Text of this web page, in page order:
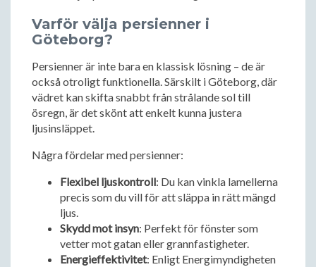
Varför välja persienner i
Göteborg?
Persienner är inte bara en klassisk lösning – de är
också otroligt funktionella. Särskilt i Göteborg, där
vädret kan skifta snabbt från strålande sol till
ösregn, är det skönt att enkelt kunna justera
ljusinsläppet.
Några fördelar med persienner:
Flexibel ljuskontroll: Du kan vinkla lamellerna
precis som du vill för att släppa in rätt mängd
ljus.
Skydd mot insyn: Perfekt för fönster som
vetter mot gatan eller grannfastigheter.
Energieffektivitet: Enligt Energimyndigheten